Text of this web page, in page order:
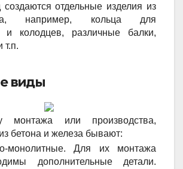
отдельные изделия из
например, кольца для
и колодцев, различные балки,
т.п.
виды
монтажа или производства,
бетона и железа бывают:
монолитные. Для их монтажа
дополнительные детали.